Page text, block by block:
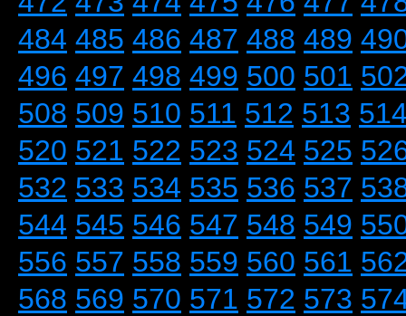
484 485 486 487 488 489
496 497 498 499 500 501
508 509 510 511 512 513
520 521 522 523 524 525
532 533 534 535 536 537
544 545 546 547 548 549
556 557 558 559 560 561
568 569 570 571 572 573